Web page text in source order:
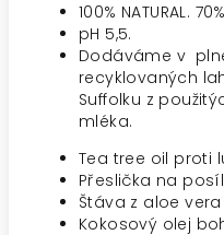
100% NATURAL.
pH 5,5.
Dodáváme v
recyklovaných
Suffolku z
mléka.
Tea tree oil proti
Přeslička na
Štáva z aloe
Kokosový olej